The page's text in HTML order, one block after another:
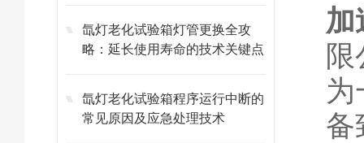
氙灯老化试验箱灯管更换全攻
略：延长使用寿命的技术关键点
氙灯老化试验箱程序运行中断的
常见原因及应急处理技术
加
备